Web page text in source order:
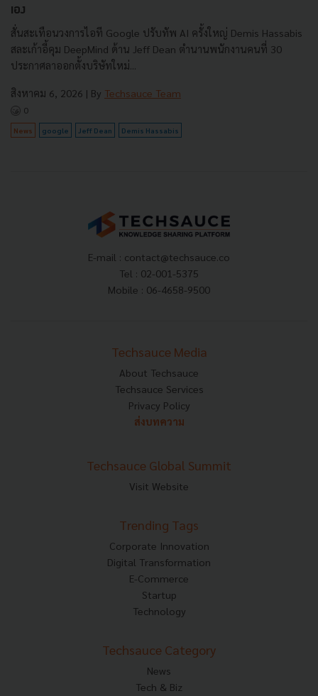
เอง
สั่นสะเทือนวงการไอที Google ปรับทัพ AI ครั้งใหญ่ Demis Hassabis
สละเก้าอี้คุม DeepMind ด้าน Jeff Dean ตำนานพนักงานคนที่ 30
ประกาศลาออกตั้งบริษัทใหม่...
สิงหาคม 6, 2026 | By Techsauce Team
0
News google Jeff Dean Demis Hassabis
E-mail : contact@techsauce.co
Tel : 02-001-5375
Mobile : 06-4658-9500
Techsauce Media
About Techsauce
Techsauce Services
Privacy Policy
ส่งบทความ
Techsauce Global Summit
Visit Website
Trending Tags
Corporate Innovation
Digital Transformation
E-Commerce
Startup
Technology
Techsauce Category
News
Tech & Biz